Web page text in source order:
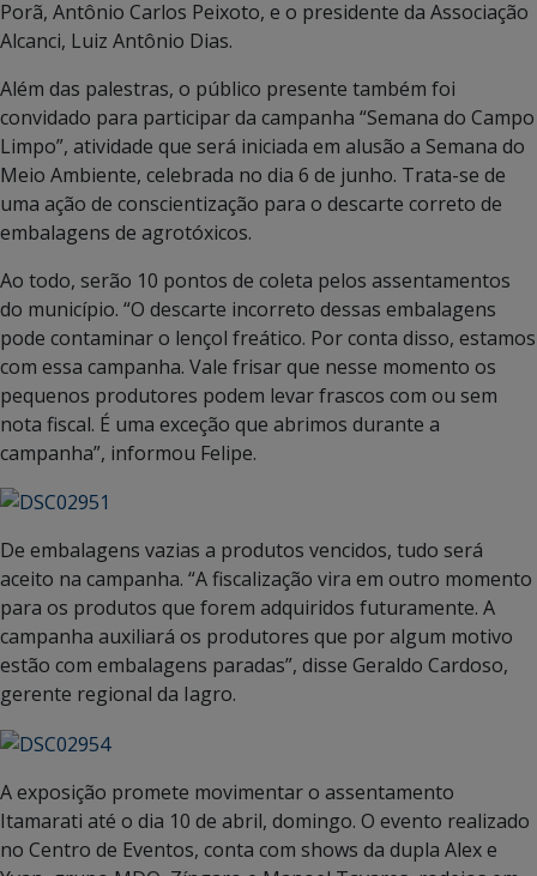
Porã, Antônio Carlos Peixoto, e o presidente da Associação
Alcanci, Luiz Antônio Dias.
Além das palestras, o público presente também foi
convidado para participar da campanha “Semana do Campo
Limpo”, atividade que será iniciada em alusão a Semana do
Meio Ambiente, celebrada no dia 6 de junho. Trata-se de
uma ação de conscientização para o descarte correto de
embalagens de agrotóxicos.
Ao todo, serão 10 pontos de coleta pelos assentamentos
do município. “O descarte incorreto dessas embalagens
pode contaminar o lençol freático. Por conta disso, estamos
com essa campanha. Vale frisar que nesse momento os
pequenos produtores podem levar frascos com ou sem
nota fiscal. É uma exceção que abrimos durante a
campanha”, informou Felipe.
De embalagens vazias a produtos vencidos, tudo será
aceito na campanha. “A fiscalização vira em outro momento
para os produtos que forem adquiridos futuramente. A
campanha auxiliará os produtores que por algum motivo
estão com embalagens paradas”, disse Geraldo Cardoso,
gerente regional da Iagro.
A exposição promete movimentar o assentamento
Itamarati até o dia 10 de abril, domingo. O evento realizado
no Centro de Eventos, conta com shows da dupla Alex e